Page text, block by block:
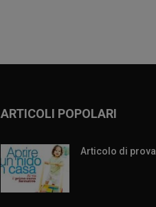
ARTICOLI POPOLARI
Articolo di prova